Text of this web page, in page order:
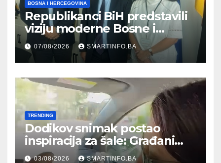
BOSNA I HERCEGOVINA
Republikanci BiH predstavili
viziju moderne Bosne i
Hercegovine ambasadoru
Njemačke
07/08/2026 SMARTINFO.BA
TRENDING
Dodikov snimak postao
inspiracija za šale: Građani
kroz parodiju poslali poruku
03/08/2026 SMARTINFO.BA